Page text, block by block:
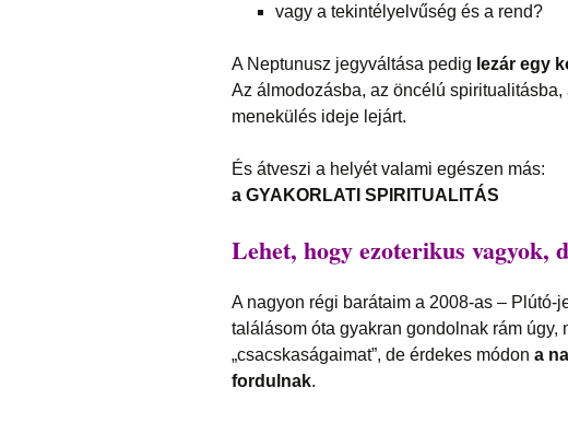
vagy a tekintélyelvűség és a rend?
A Neptunusz jegyváltása pedig lezár egy
Az álmodozásba, az öncélú
menekülés ideje lejárt.
És átveszi a helyét valami egészen más:
a GYAKORLATI SPIRITUALITÁS
Lehet, hogy ezoterikus vagyok,
A nagyon régi barátaim a 2008-as –
találásom óta gyakran gondolnak rám úgy,
„csacskaságaimat”, de érdekes módon a
fordulnak.